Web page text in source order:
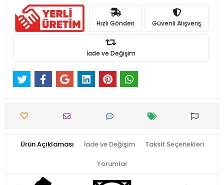
Hızlı Gönderi Güvenli Alışveriş
İade ve Değişim
Ürün Açıklaması İade ve Değişim Taksit Seçenekleri
Yorumlar